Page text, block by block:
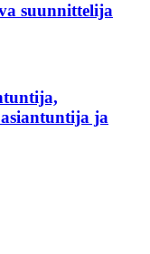
suunnittelija
ja